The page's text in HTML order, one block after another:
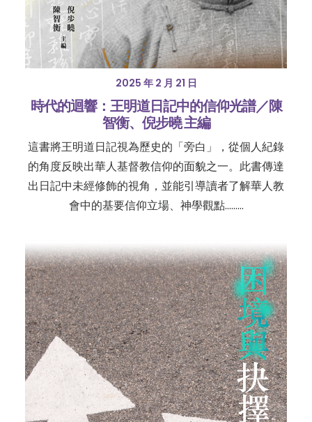
2025 年 2 月 21 日
時代的迴響：王明道日記中的信仰光譜／陳
智衡、倪步曉 主編
這書將王明道日記視為歷史的「旁白」，從個人紀錄
的角度反映出華人基督教信仰的面貌之一。此書傳達
出日記中未經修飾的視角，並能引導讀者了解華人教
會中的基要信仰立場、神學觀點………